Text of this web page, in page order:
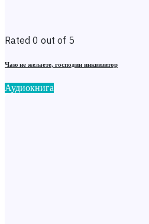
Rated 0 out of 5
Чаю не желаете, господин инквизитор
Аудиокнига